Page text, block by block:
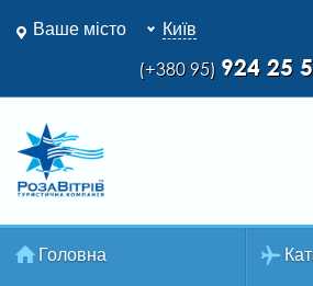
(+380 95) 924 25
Ваше місто Київ
Головна